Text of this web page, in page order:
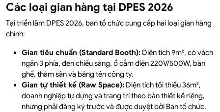
Các loại gian hàng tại DPES 2026
Tại triển lãm DPES 2026, ban tổ chức cung cấp hai loại gian hàng
chính:
Gian tiêu chuẩn (Standard Booth): Diện tích 9m², có vách
ngăn 3 phía, đèn chiếu sáng, ổ cắm điện 220V/500W, bàn
ghế, thảm sàn và bảng tên công ty.
Gian tự thiết kế (Raw Space): Diện tích tối thiểu 36m²,
doanh nghiệp tự dựng và trang trí theo bản thiết kế riêng,
nhưng phải đăng ký trước và được duyệt bởi Ban tổ chức.